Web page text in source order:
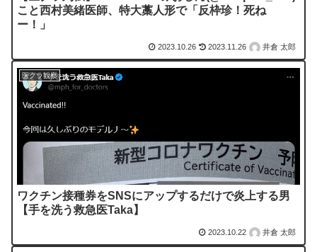
こと西村美緒医師、特大藁人形で「反枠珍！死ね
ー！」
2023.10.26 2023.11.26 井倉 太郎
医クラ観察
ワクチン接種券をSNSにアップするだけで炎上する男
【手を洗う救急医Taka】
2023.10.22 井倉 太郎